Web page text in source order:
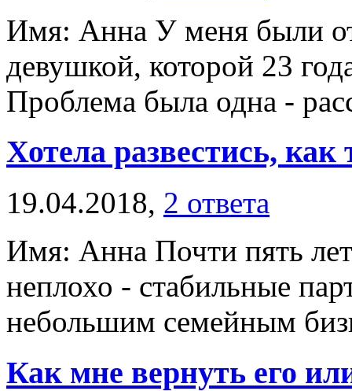
Имя: Анна У меня были
девушкой, которой 23
Проблема была одна -
Хотела развестись, как
19.04.2018, 2 ответа
Имя: Анна Почти пять
неплохо - стабильные
небольшим семейным
Как мне вернуть его